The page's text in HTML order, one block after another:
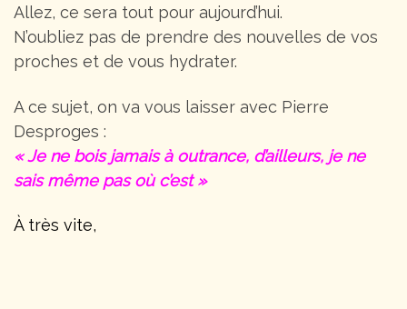
Allez, ce sera tout pour aujourd’hui.
N’oubliez pas de prendre des nouvelles de vos
proches et de vous hydrater.
A ce sujet, on va vous laisser avec Pierre
Desproges :
« Je ne bois jamais à outrance, d’ailleurs, je ne
sais même pas où c’est »
À très vite,